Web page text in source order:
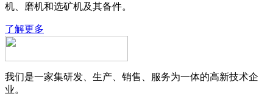
机、磨机和选矿机及其备件。
了解更多
我们是一家集研发、生产、销售、服务为一体的高新技术企
业。